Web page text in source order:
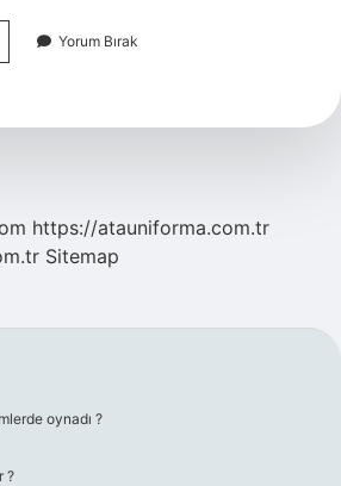
Yorum Bırak
https://atauniforma.com.tr
Sitemap
oynadı ?
?